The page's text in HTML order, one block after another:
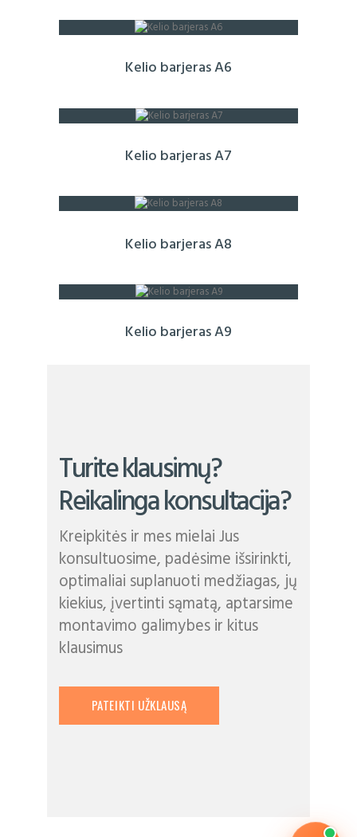
Kelio barjeras A6
Kelio barjeras A7
Kelio barjeras A8
Kelio barjeras A9
Turite klausimų?
Reikalinga konsultacija?
Kreipkitės ir mes mielai Jus
konsultuosime, padėsime išsirinkti,
optimaliai suplanuoti medžiagas, jų
kiekius, įvertinti sąmatą, aptarsime
montavimo galimybes ir kitus
klausimus
PATEIKTI UŽKLAUSĄ